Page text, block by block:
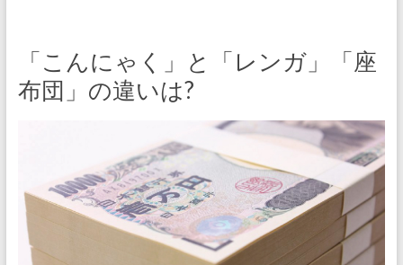
「こんにゃく」と「レンガ」「座
布団」の違いは?